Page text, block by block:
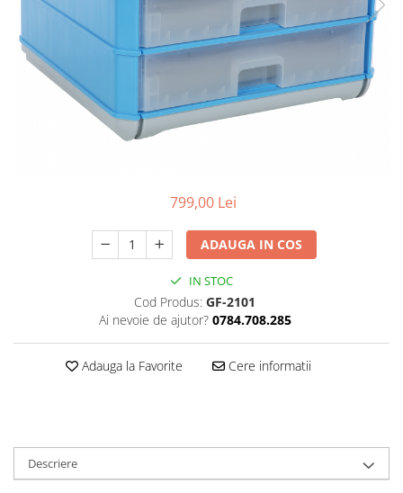
Accesorii Auto
Trimmere electrice
Bormasini cu acumulator
Mini drujbe cu acumulator
Scule electrice si unelte
Polizoare
Storcatoare
Blendere
Decoratiuni
Friteuze cu aer cald
Decoratiuni Craciun
Articole bucatarie
799,00 Lei
ADAUGA IN COS
IN STOC
Cod Produs: GF-2101
Ai nevoie de ajutor? 0784.708.285
Adauga la Favorite Cere informatii
Descriere